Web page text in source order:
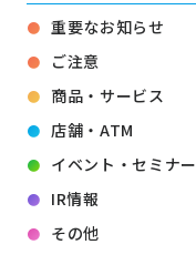
重要なお知らせ
ご注意
商品・サービス
店舗・ATM
イベント・セミナー
IR情報
その他